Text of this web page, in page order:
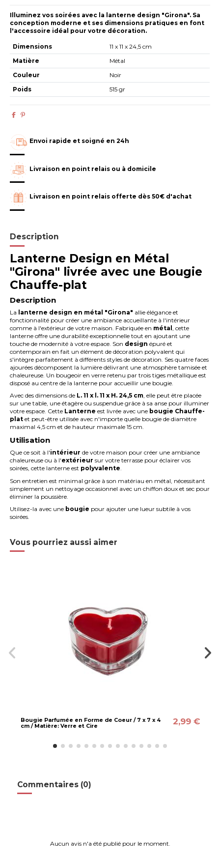
Illuminez vos soirées avec la lanterne design "Girona". Sa
conception moderne et ses dimensions pratiques en font
l'accessoire idéal pour votre décoration.
Dimensions
11 x 11 x 24,5 cm
Matière
Métal
Couleur
Noir
Poids
515 gr
Envoi rapide et soigné en 24h
Livraison en point relais ou à domicile
Livraison en point relais offerte dès 50€ d'achat
Description
Lanterne Design en Métal
"Girona" livrée avec une Bougie
Chauffe-plat
Description
La lanterne design en métal "Girona" allie élégance et
fonctionnalité pour créer une ambiance accueillante à l'intérieur
comme à l'extérieur de votre maison. Fabriquée en métal
, cette
lanterne offre une durabilité exceptionnelle tout en ajoutant une
touche de modernité à votre espace. Son design épuré et
contemporain en fait un élément de décoration polyvalent qui
s'intègre parfaitement à différents styles de décoration. Ses quatre faces
ajourées décomposent la lumière délivrant une atmosphère tamisée et
chaleureuse. Un bougeoir en verre retenu par trois tiges métallique est
disposé au centre de la lanterne pour accueillir une bougie.
Avec des dimensions de L. 11 x l. 11 x H. 24,5 cm, elle peut être placée
sur une table, une étagère ou suspendue grâce à sa anse pour illuminer
votre espace. Cette Lanterne est livrée avec une bougie Chauffe-
platet peut-être utilisée avec n'importe quelle bougie de diamètre
maximal 4,5 cm et de hauteur maximale 15 cm.
Utilisation
Que ce soit à l'intérieur de votre maison pour créer une ambiance
chaleureuse ou à l'extérieur sur votre terrasse pour éclairer vos
soirées, cette lanterne est polyvalente
Son entretien est minimal grâce à son matériau en métal, nécessitant
simplement un nettoyage occasionnel avec un chiffon doux et sec pour
éliminer la poussière.
Utilisez-la avec une bougie pour ajouter une lueur subtile à vos
soirées.
Vous pourriez aussi aimer
Bougie Parfumée en Forme de Coeur / 7 x 7 x 4
cm / Matière: Verre et Cire
2,99 €
Commentaires (0)
Aucun avis n'a été publié pour le moment.